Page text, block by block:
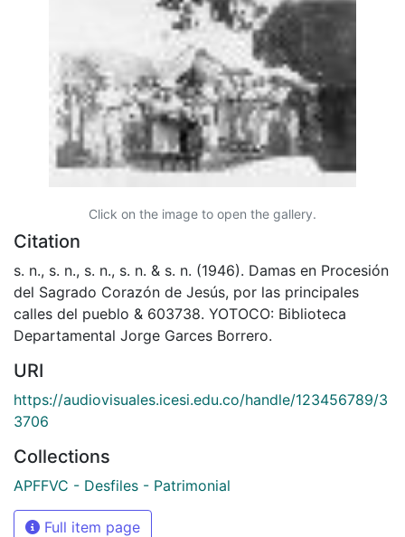
Click on the image to open the gallery.
Citation
s. n., s. n., s. n., s. n. & s. n. (1946). Damas en Procesión
del Sagrado Corazón de Jesús, por las principales
calles del pueblo & 603738. YOTOCO: Biblioteca
Departamental Jorge Garces Borrero.
URI
https://audiovisuales.icesi.edu.co/handle/123456789/3
3706
Collections
APFFVC - Desfiles - Patrimonial
Full item page